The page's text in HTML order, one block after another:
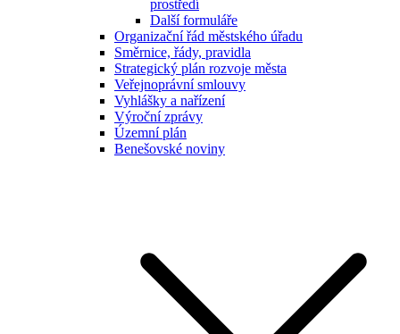
prostředí
Další formuláře
Organizační řád městského úřadu
Směrnice, řády, pravidla
Strategický plán rozvoje města
Veřejnoprávní smlouvy
Vyhlášky a nařízení
Výroční zprávy
Územní plán
Benešovské noviny